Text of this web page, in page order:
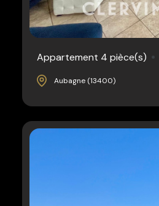
Appartement 4 pièce(s)
Aubagne (13400)